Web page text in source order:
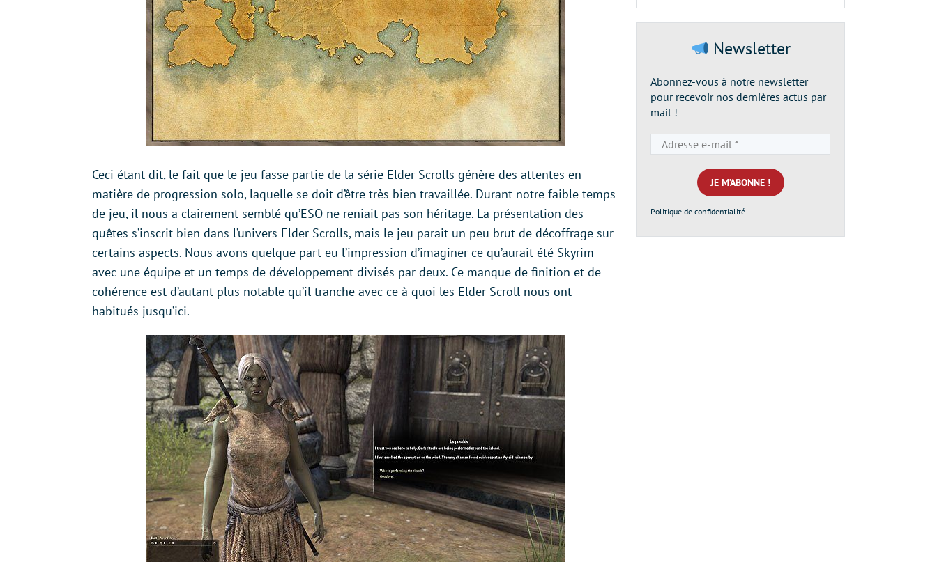
Ceci étant dit, le fait que le jeu fasse partie de la série Elder Scrolls génère des attentes en
matière de progression solo, laquelle se doit d’être très bien travaillée. Durant notre faible temps
de jeu, il nous a clairement semblé qu’ESO ne reniait pas son héritage. La présentation des
quêtes s’inscrit bien dans l’univers Elder Scrolls, mais le jeu parait un peu brut de décoffrage sur
certains aspects. Nous avons quelque part eu l’impression d’imaginer ce qu’aurait été Skyrim
avec une équipe et un temps de développement divisés par deux. Ce manque de finition et de
cohérence est d’autant plus notable qu’il tranche avec ce à quoi les Elder Scroll nous ont
habitués jusqu’ici.
Newsletter
Abonnez-vous à notre newsletter
pour recevoir nos dernières actus par
mail !
e-
mail
*
Politique de confidentialité